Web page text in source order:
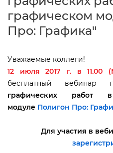
рафическом
Про: Графика"
Уважаемые коллеги!
12 июля 2017 г. в 11.00
есплатный вебинар
рафических работ
модуле Полигон Про:
Для участия в